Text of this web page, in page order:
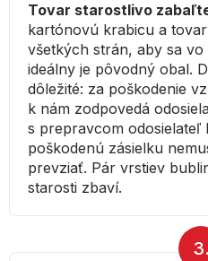
Tovar starostlivo
kartónovú krabicu a
všetkých strán, aby sa
ideálny je pôvodný obal.
dôležité: za poškodenie
k nám zodpovedá
s prepravcom odosielateľ
poškodenú zásielku
prevziať. Pár vrstiev
starosti zbaví.
3.